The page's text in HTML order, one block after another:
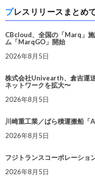
プレスリリースまとめ
CBcloud、全国の「Marq」
ム「MarqGO」開始
2026年8月5日
株式会社Univearth、倉吉運
ネットワークを拡大〜
2026年8月5日
川崎重工業／ばら積運搬船「
2026年8月5日
フジトランスコーポレーショ
2026年8月5日